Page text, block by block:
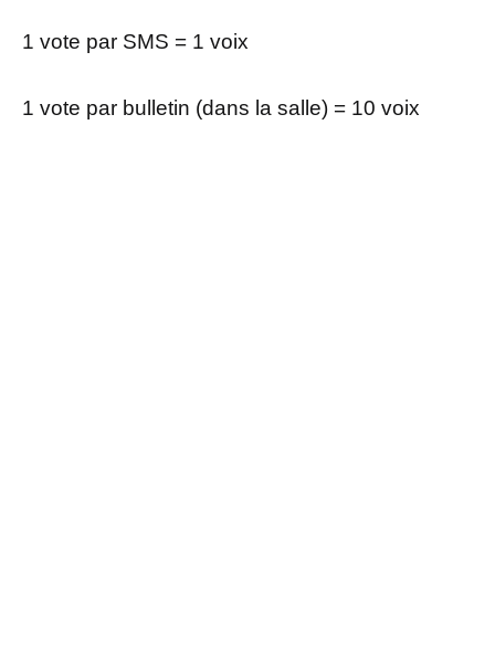
1 vote par SMS = 1 voix
1 vote par bulletin (dans la salle) = 10 voix